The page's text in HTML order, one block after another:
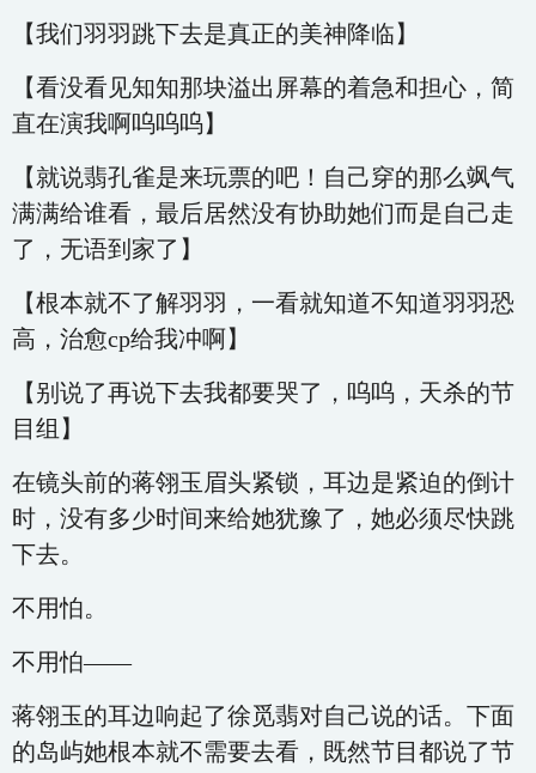
【我们羽羽跳下去是真正的美神降临】
【看没看见知知那块溢出屏幕的着急和担心，简
直在演我啊呜呜呜】
【就说翡孔雀是来玩票的吧！自己穿的那么飒气
满满给谁看，最后居然没有协助她们而是自己走
了，无语到家了】
【根本就不了解羽羽，一看就知道不知道羽羽恐
高，治愈cp给我冲啊】
【别说了再说下去我都要哭了，呜呜，天杀的节
目组】
在镜头前的蒋翎玉眉头紧锁，耳边是紧迫的倒计
时，没有多少时间来给她犹豫了，她必须尽快跳
下去。
不用怕。
不用怕——
蒋翎玉的耳边响起了徐觅翡对自己说的话。下面
的岛屿她根本就不需要去看，既然节目都说了节